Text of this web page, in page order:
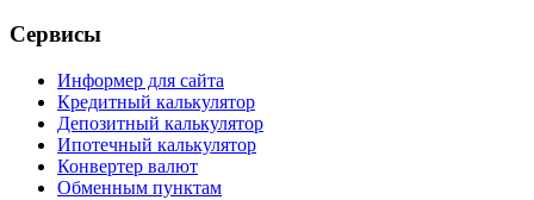
Сервисы
Информер для сайта
Кредитный калькулятор
Депозитный калькулятор
Ипотечный калькулятор
Конвертер валют
Обменным пунктам